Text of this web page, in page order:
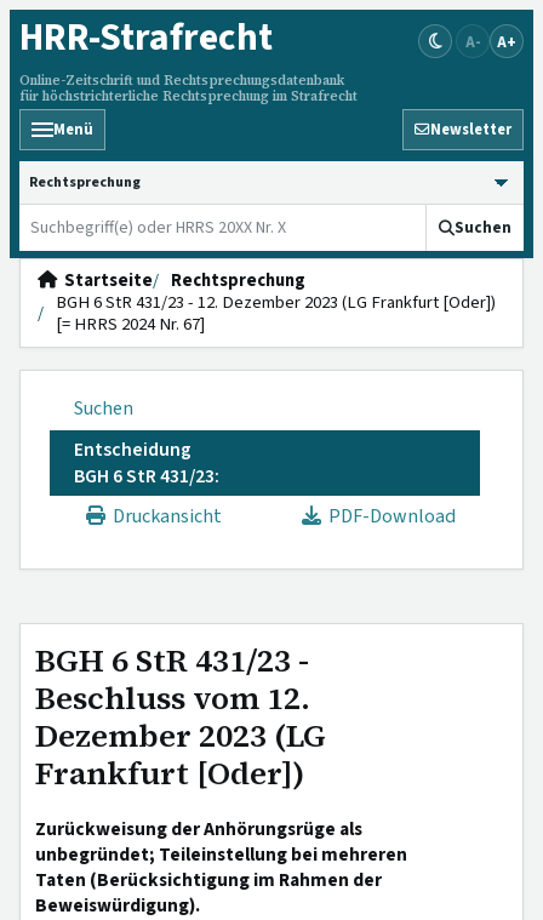
HRR-Strafrecht
Online-Zeitschrift und Rechtsprechungsdatenbank
für höchstrichterliche Rechtsprechung im Strafrecht
A- A+
Menü Newsletter
HRRS durchsuchen
Suchen
Startseite
Rechtsprechung
BGH 6 StR 431/23 - 12. Dezember 2023 (LG Frankfurt [Oder])
[= HRRS 2024 Nr. 67]
Suchen
Entscheidung
BGH 6 StR 431/23:
Druckansicht
PDF-Download
BGH 6 StR 431/23 -
Beschluss vom 12.
Dezember 2023 (LG
Frankfurt [Oder])
Zurückweisung der Anhörungsrüge als
unbegründet; Teileinstellung bei mehreren
Taten (Berücksichtigung im Rahmen der
Beweiswürdigung).